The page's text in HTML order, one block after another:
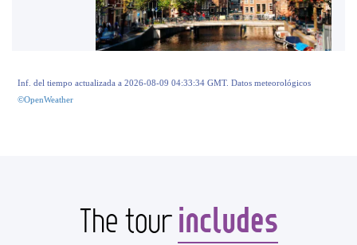
Inf. del tiempo actualizada a 2026-08-09 04:33:34 GMT. Datos meteorológicos
©OpenWeather
The tourincludes